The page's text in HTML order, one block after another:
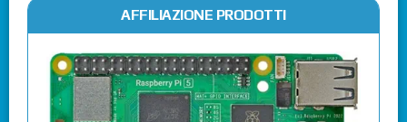
AFFILIAZIONE PRODOTTI